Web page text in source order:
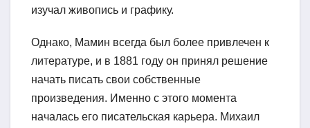
изучал живопись и графику.
Однако, Мамин всегда был более привлечен к
литературе, и в 1881 году он принял решение
начать писать свои собственные
произведения. Именно с этого момента
началась его писательская карьера. Михаил